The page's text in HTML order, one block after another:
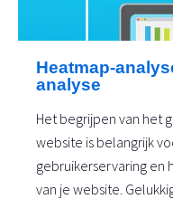
Heatmap-
analyse
Het begrijpen van het
website is belangrijk
gebruikerservaring en
van je website.